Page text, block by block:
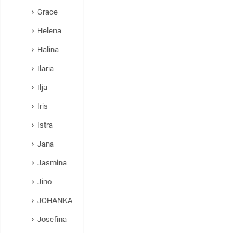
Grace
Helena
Halina
Ilaria
Ilja
Iris
Istra
Jana
Jasmina
Jino
JOHANKA
Josefina